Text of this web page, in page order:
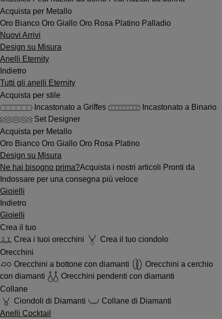
Acquista per Metallo
Oro Bianco Oro Giallo Oro Rosa Platino Palladio
Nuovi Arrivi
Design su Misura
Anelli Eternity
Indietro
Tutti gli anelli Eternity
Acquista per stile
Incastonato a Griffes
Incastonato a Binario
Set Designer
Acquista per Metallo
Oro Bianco Oro Giallo Oro Rosa Platino
Design su Misura
Ne hai bisogno prima?Acquista i nostri articoli Pronti da
Indossare per una consegna più veloce
Gioielli
Indietro
Gioielli
Crea il tuo
Crea i tuoi orecchini
Crea il tuo ciondolo
Orecchini
Orecchini a bottone con diamanti
Orecchini a cerchio
con diamanti
Orecchini pendenti con diamanti
Collane
Ciondoli di Diamanti
Collane di Diamanti
Anelli Cocktail